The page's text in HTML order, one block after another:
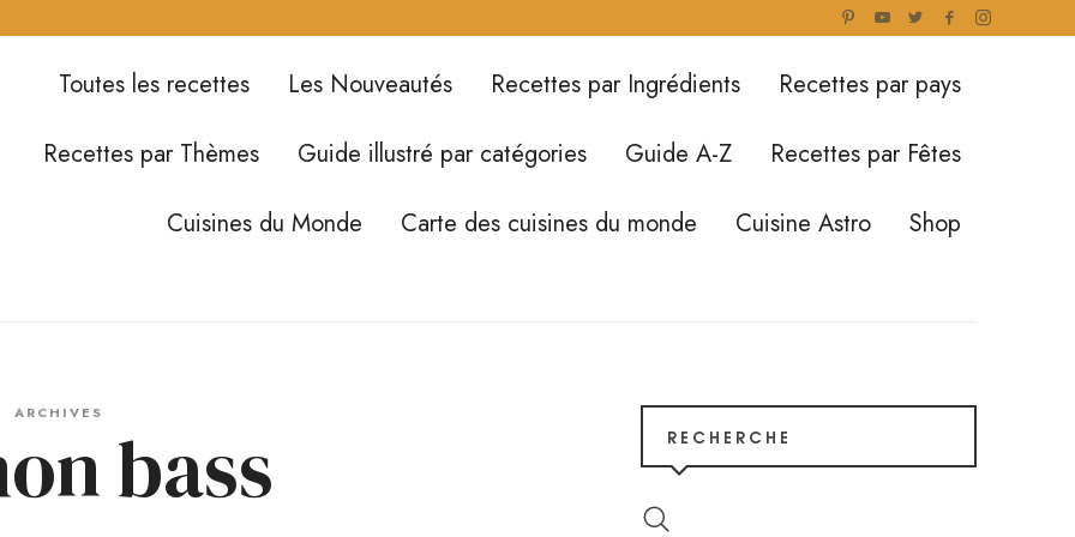
Toutes les recettes Les Nouveautés Recettes par Ingrédients
Recettes par pays
Recettes par Thèmes
Guide illustré par catégories Guide A-Z
Recettes par Fêtes
Cuisines du Monde
Carte des cuisines du monde Cuisine Astro Shop
ARCHIVES
bass RECHERCHE